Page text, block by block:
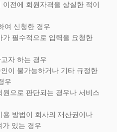
전에 회원자격을 상실한 적이
여 신청한 경우
필수적으로 입력을 요청한
자 하는 경우
이 불가능하거나 기타 규정한
우
으로 판단되는 경우나 서비스
방법이 회사의 재산권이나
가 있는 경우